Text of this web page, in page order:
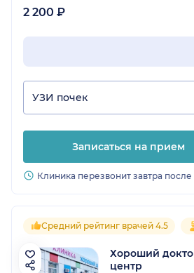
2 200 ₽
УЗИ почек
Записаться на прием
Клиника перезвонит завтра после
Средний рейтинг врачей 4.5
Хороший
центр